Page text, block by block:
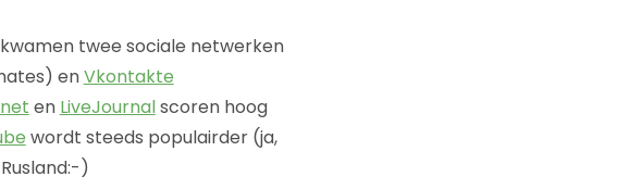
twee sociale netwerken
enVkontakte
en LiveJournalscoren hoog
wordt steeds populairder (ja,
)